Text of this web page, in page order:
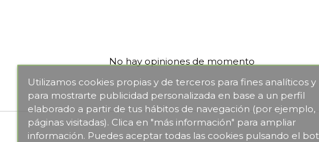
Utilizamos cookies propias y de terceros para fines analíticos y
para mostrarte publicidad personalizada en base a un perfil
elaborado a partir de tus hábitos de navegación (por ejemplo,
páginas visitadas). Clica en "más información" para ampliar
información. Puedes aceptar todas las cookies pulsando el
No hay opiniones de momento